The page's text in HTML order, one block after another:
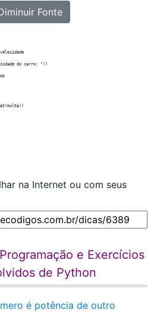
Fonte
do carro: "))
na Internet ou com seus
e Exercícios
de Python
é potência de outro